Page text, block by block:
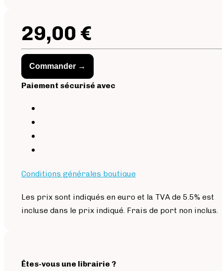
29,00 €
Commander →
Paiement sécurisé avec
Conditions générales boutique
Les prix sont indiqués en euro et la TVA de 5.5% est
incluse dans le prix indiqué. Frais de port non inclus.
Êtes-vous une librairie ?